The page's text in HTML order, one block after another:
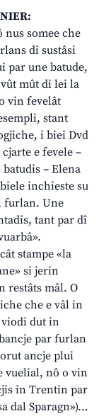
somee che
di sustâsi
par une batude,
vût mût di lei la
vin fevelât
stant
i biei Dvd
e fevele –
– Elena
inchieste su
furlan. Une
tant par dî
stampe «la
si jerin
restâts mâl. O
che e vâl in
dut in
par furlan
ancje plui
vuelial, nô o vin
in Trentin par
dal Sparagn»)…